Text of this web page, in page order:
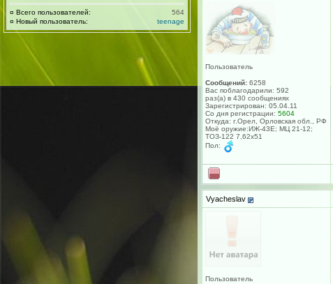
¤ Всего пользователей:
564
¤ Новый пользователь: teenage
Пользователь
Сообщений: 6258
Вас поблагодарили: 592
раз(а) в 430 сообщениях
Зарегистрирован: 05.04.11
Со дня регистрации: 5604
Откуда: г.Орел, Орловская обл., РФ
Моё оружие:ИЖ-43Е; МЦ 21-12;
ТОЗ-122 7,62х51
Пол:
Vyacheslav
Пользователь